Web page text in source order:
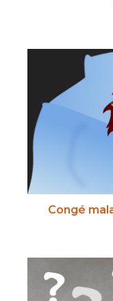
Congé